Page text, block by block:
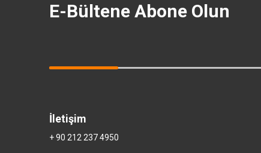
E-Bültene Abone Olun
İletişim
+ 90 212 237 4950